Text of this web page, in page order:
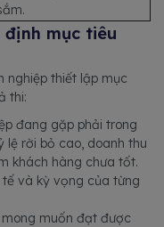
định mục tiêu
nghiệp thiết lập mục
thi:
đang gặp phải trong
lệ rời bỏ cao, doanh thu
khách hàng chưa tốt.
và kỳ vọng của từng
muốn đạt được